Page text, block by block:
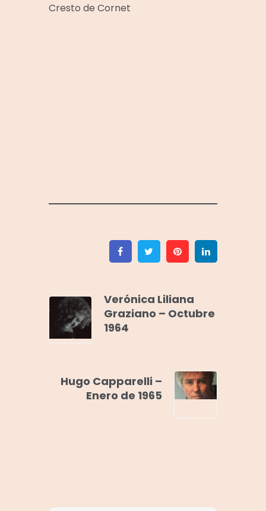
Cresto de Cornet
FacebookTwitter Pinterest
Verónica Liliana
Graziano – Octubre
1964
Hugo Capparelli –
Enero de 1965